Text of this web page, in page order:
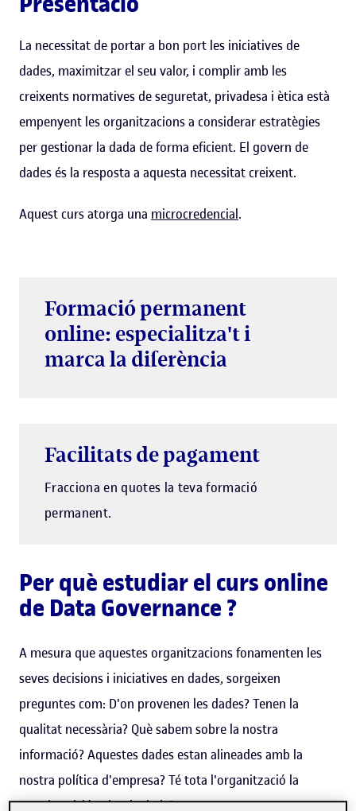
La necessitat de portar a bon port les iniciatives de
dades, maximitzar el seu valor, i complir amb les
creixents normatives de seguretat, privadesa i ètica està
empenyent les organitzacions a considerar estratègies
per gestionar la dada de forma eficient. El govern de
dades és la resposta a aquesta necessitat creixent.
Aquest curs atorga una microcredencial.
Formació permanent
online: especialitza't i
marca la diferència
Facilitats de pagament
Fracciona en quotes la teva formació
permanent.
Per què estudiar el curs online
de Data Governance ?
A mesura que aquestes organitzacions fonamenten les
seves decisions i iniciatives en dades, sorgeixen
preguntes com: D'on provenen les dades? Tenen la
qualitat necessària? Què sabem sobre la nostra
informació? Aquestes dades estan alineades amb la
nostra política d'empresa? Té tota l'organització la
mateixa visió sobre la dada?